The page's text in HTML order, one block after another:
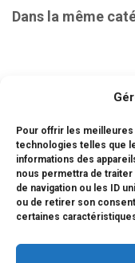
Pour offrir les
technologies telles que
informations des
nous permettra de
de navigation ou les ID
ou de retirer son
certaines
Dans la même